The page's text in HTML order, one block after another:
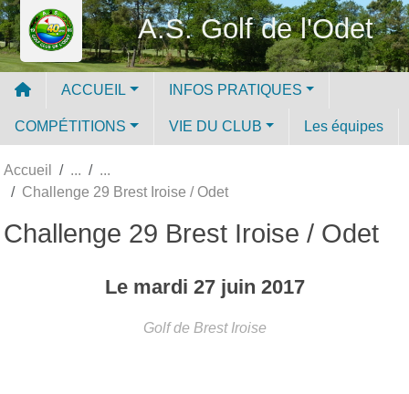
A.S. Golf de l'Odet
ACCUEIL INFOS PRATIQUES
COMPÉTITIONS VIE DU CLUB Les équipes
Accueil
Challenge 29 Brest Iroise / Odet
Challenge 29 Brest Iroise / Odet
Le mardi 27 juin 2017
Golf de Brest Iroise
Panneau de gestion des cookies